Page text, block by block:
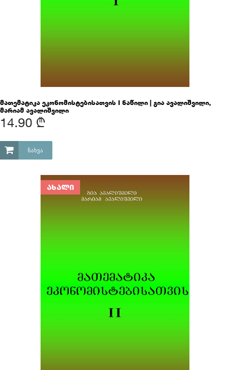
მათემატიკა ეკონომისტებისათვის I ნაწილი | გია ავალიშვილი,
მარიამ ავალიშვილი
14.90 ₾
ᲜᲐᲮᲕᲐ
ᲐᲮᲐᲚᲘ